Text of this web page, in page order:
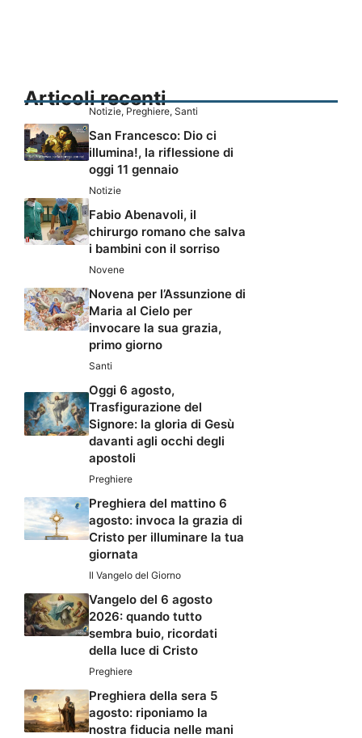
Articoli recenti
Notizie, Preghiere, Santi
San Francesco: Dio ci
illumina!, la riflessione di
oggi 11 gennaio
Notizie
Fabio Abenavoli, il
chirurgo romano che salva
i bambini con il sorriso
Novene
Novena per l’Assunzione di
Maria al Cielo per
invocare la sua grazia,
primo giorno
Santi
Oggi 6 agosto,
Trasfigurazione del
Signore: la gloria di Gesù
davanti agli occhi degli
apostoli
Preghiere
Preghiera del mattino 6
agosto: invoca la grazia di
Cristo per illuminare la tua
giornata
Il Vangelo del Giorno
Vangelo del 6 agosto
2026: quando tutto
sembra buio, ricordati
della luce di Cristo
Preghiere
Preghiera della sera 5
agosto: riponiamo la
nostra fiducia nelle mani